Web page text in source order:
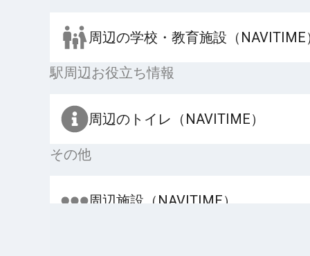
周辺の学校・教育施設（NAVITIME
駅周辺お役立ち情報
周辺のトイレ（NAVITIME）
その他
周辺施設（NAVITIME）